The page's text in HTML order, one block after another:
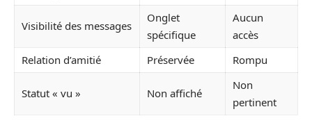
Visibilité des messages
Onglet
spécifique
Aucun
accès
Relation d’amitié
Préservée Rompu
Statut « vu » Non affiché
Non
pertinent